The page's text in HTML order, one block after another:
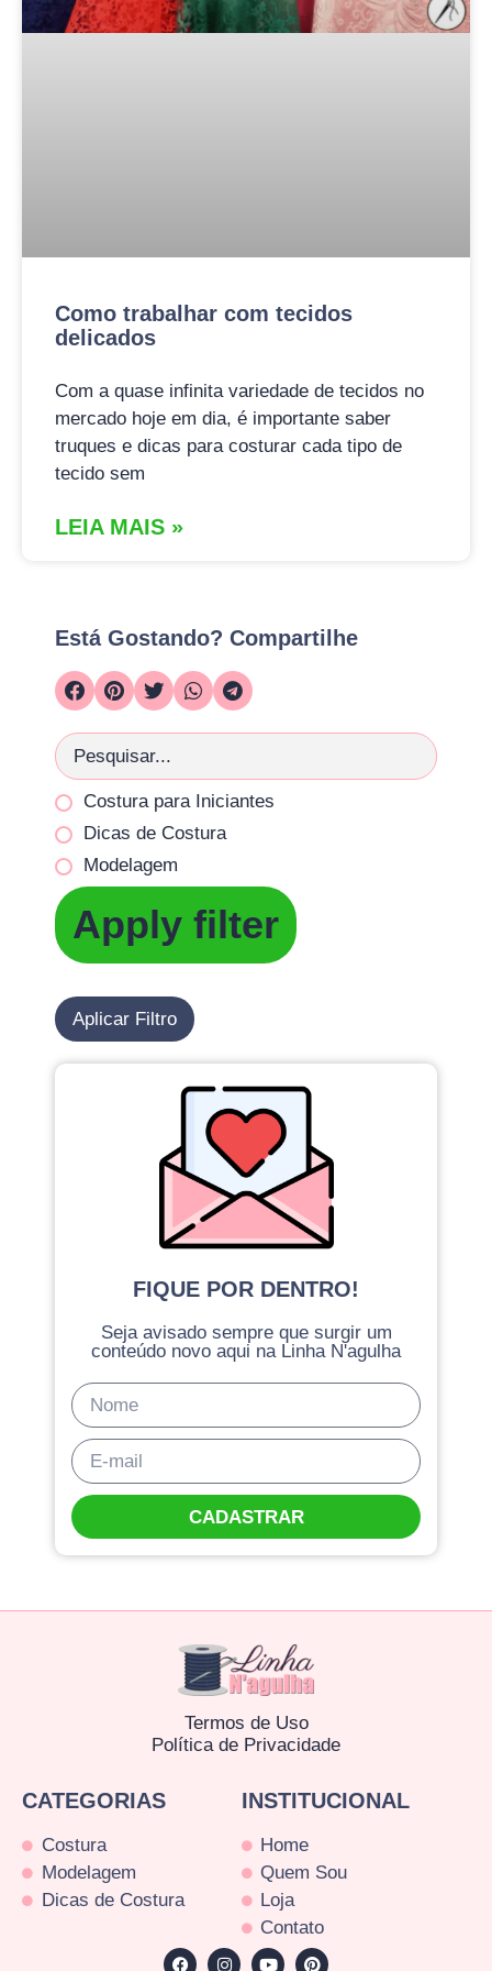
Como trabalhar com tecidos
delicados
Com a quase infinita variedade de tecidos no
mercado hoje em dia, é importante saber
truques e dicas para costurar cada tipo de
tecido sem
LEIA MAIS »
Está Gostando? Compartilhe
Costura para Iniciantes
Dicas de Costura
Modelagem
Apply filter
Aplicar Filtro
FIQUE POR DENTRO!
Seja avisado sempre que surgir um
conteúdo novo aqui na Linha N'agulha
CADASTRAR
Termos de Uso
Política de Privacidade
CATEGORIAS
Costura
Modelagem
Dicas de Costura
INSTITUCIONAL
Home
Quem Sou
Loja
Contato